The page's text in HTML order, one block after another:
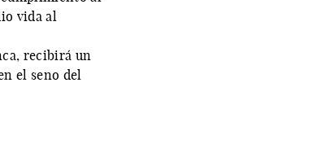
vida al
recibirá un
el seno del